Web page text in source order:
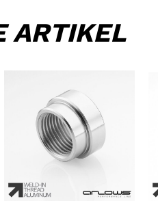
ARTIKEL